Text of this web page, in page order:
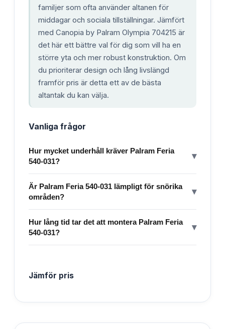
familjer som ofta använder altanen för
middagar och sociala tillställningar. Jämfört
med Canopia by Palram Olympia 704215 är
det här ett bättre val för dig som vill ha en
större yta och mer robust konstruktion. Om
du prioriterar design och lång livslängd
framför pris är detta ett av de bästa
altantak du kan välja.
Vanliga frågor
Hur mycket underhåll kräver Palram Feria
540-031?
▾
Är Palram Feria 540-031 lämpligt för snörika
områden?
▾
Hur lång tid tar det att montera Palram Feria
540-031?
▾
Jämför pris